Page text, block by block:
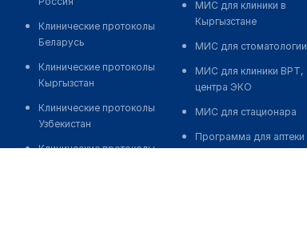
Клинические протоколы
Беларусь
Клинические протоколы
Кыргызстан
Клинические протоколы
Узбекистан
Клинические протоколы
МИС для клиники в
Кыргызстане
МИС для стоматологии
МИС для клиники ВРТ,
центра ЭКО
МИС для стационара
Программа для аптеки